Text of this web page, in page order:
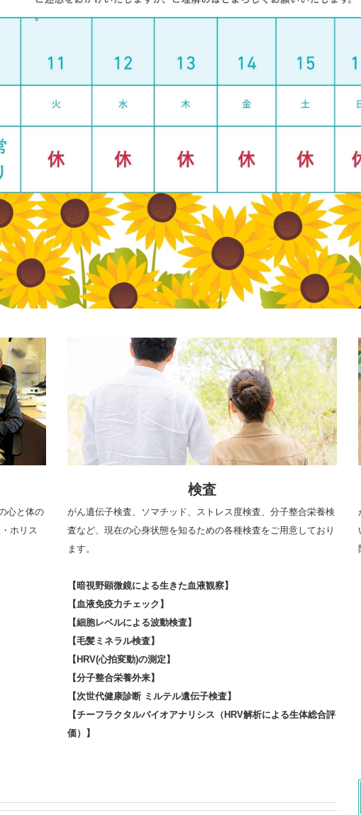
心と体の
ホリス
検査
がん遺伝子検査、ソマチッド、ストレス度検査、分子整合栄養検
査など、現在の心身状態を知るための各種検査をご用意しており
ます。
【暗視野顕微鏡による生きた血液観察】
【血液免疫力チェック】
【細胞レベルによる波動検査】
【毛髪ミネラル検査】
【HRV(心拍変動)の測定】
【分子整合栄養外来】
【次世代健康診断 ミルテル遺伝子検査】
【チーフラクタルバイオアナリシス（HRV解析による生体総合評
価）】